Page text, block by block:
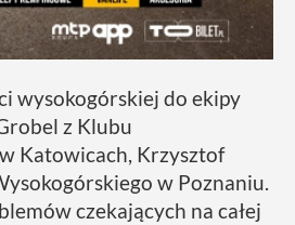
wysokogórskiej do ekipy
z Klubu
Katowicach, Krzysztof
w Poznaniu.
czekających na całej